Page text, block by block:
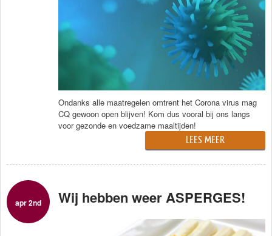
Ondanks alle maatregelen omtrent het Corona virus mag
CQ gewoon open blijven! Kom dus vooral bij ons langs
voor gezonde en voedzame maaltijden!
LEES MEER
apr 2nd Wij hebben weer ASPERGES!